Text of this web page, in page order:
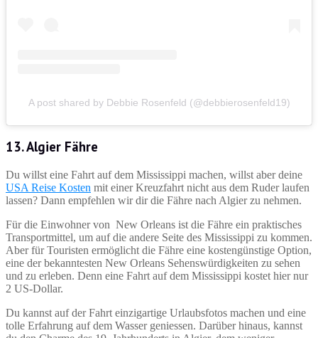
A post shared by Debbie Rosenfeld (@debbierosenfeld19)
13. Algier Fähre
Du willst eine Fahrt auf dem Mississippi machen, willst aber deine
USA Reise Kosten mit einer Kreuzfahrt nicht aus dem Ruder laufen
lassen? Dann empfehlen wir dir die Fähre nach Algier zu nehmen.
Für die Einwohner von New Orleans ist die Fähre ein praktisches
Transportmittel, um auf die andere Seite des Mississippi zu kommen.
Aber für Touristen ermöglicht die Fähre eine kostengünstige Option,
eine der bekanntesten New Orleans Sehenswürdigkeiten zu sehen
und zu erleben. Denn eine Fahrt auf dem Mississippi kostet hier nur
2 US-Dollar.
Du kannst auf der Fahrt einzigartige Urlaubsfotos machen und eine
tolle Erfahrung auf dem Wasser geniessen. Darüber hinaus, kannst